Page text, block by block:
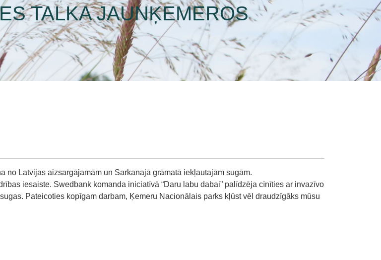
TALKA JAUNĶEMEROS
Latvijas aizsargājamām un Sarkanajā grāmatā iekļautajām sugām.
iesaiste. Swedbank komanda iniciatīvā “Daru labu dabai” palīdzēja cīnīties ar invazīvo
Pateicoties kopīgam darbam, Ķemeru Nacionālais parks kļūst vēl draudzīgāks mūsu